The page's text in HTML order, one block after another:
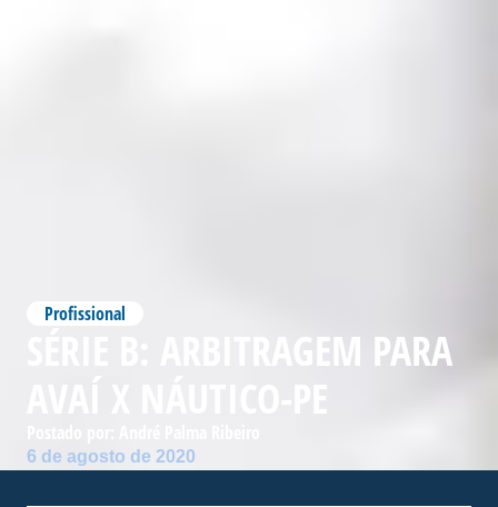
Profissional
SÉRIE B: ARBITRAGEM PARA
6 de agosto de 2020